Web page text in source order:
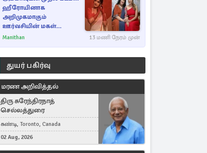
ஹீரோயினாக
அறிமுகமாகும்
ஊர்வசியின் மகள்
தேஜலட்சுமி!
Manithan 13 மணி நேரம் முன்
துயர் பகிர்வு
மரண அறிவித்தல்
திரு சுரேந்திரநாத்
செல்லத்துரை
கண்டி, Toronto, Canada
02 Aug, 2026